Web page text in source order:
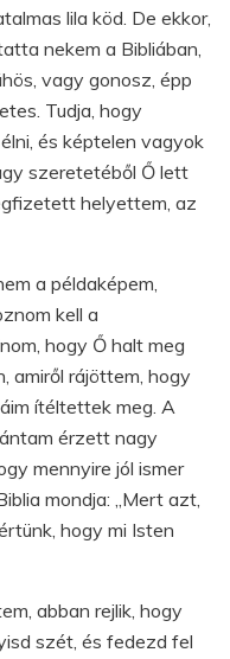
lila köd. De ekkor,
nekem a Bibliában,
vagy gonosz, épp
Tudja, hogy
és képtelen vagyok
szeretetéből Ő lett
helyettem, az
a példaképem,
kell a
hogy Ő halt meg
amiről rájöttem, hogy
ítéltettek meg. A
érzett nagy
mennyire jól ismer
mondja: „Mert azt,
hogy mi Isten
abban rejlik, hogy
szét, és fedezd fel